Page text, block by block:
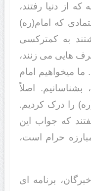
از د‌‌نیا رفتند‌‌،
که امام(ره)
به کمترکسی
هایی می زنند‌‌،
میخواهیم امام
بشناسانیم. اصلاً
را د‌‌رک کرد‌‌یم.
که جواب این
حرام است،
برنامه ای